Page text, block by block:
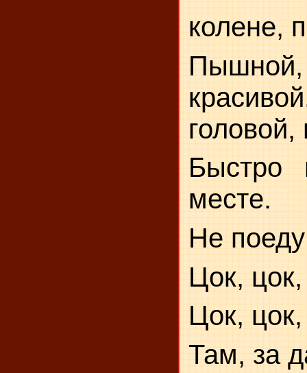
колене,
головой,
Быстро
месте.
Не
Цок,
Цок,
Там, за